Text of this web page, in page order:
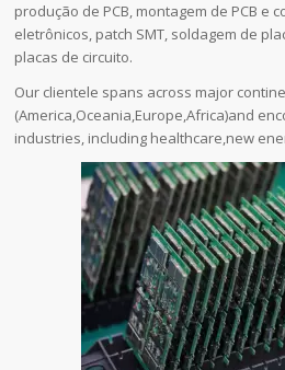
produção de PCB, montagem de PCB e
eletrônicos, patch SMT, soldagem de
placas de circuito.
Our clientele spans across major
(America,Oceania,Europe,Africa)and
industries, including healthcare,new